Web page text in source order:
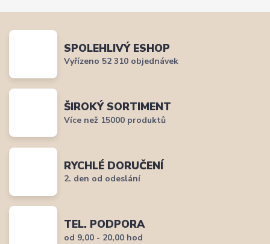
SPOLEHLIVÝ ESHOP
Vyřízeno 52 310 objednávek
ŠIROKÝ SORTIMENT
Více než 15000 produktů
RYCHLÉ DORUČENÍ
2. den od odeslání
TEL. PODPORA
od 9,00 - 20,00 hod